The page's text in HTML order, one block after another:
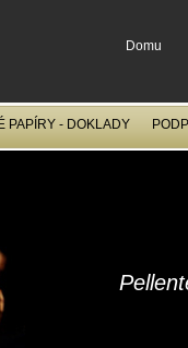
Domu
PAPÍRY - DOKLADY